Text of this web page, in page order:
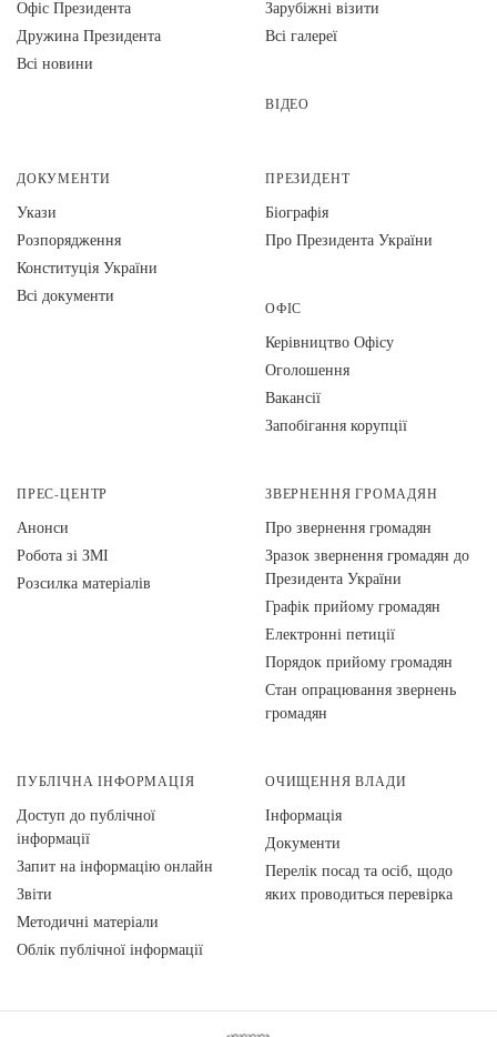
Офіс Президента
Дружина Президента
Всі новини
Зарубіжні візити
Всі галереї
ВІДЕО
ДОКУМЕНТИ
Укази
Розпорядження
Конституція України
Всі документи
ПРЕЗИДЕНТ
Біографія
Про Президента України
ОФІС
Керівництво Офісу
Оголошення
Вакансії
Запобігання корупції
ПРЕС-ЦЕНТР
Анонси
Робота зі ЗМІ
Розсилка матеріалів
ЗВЕРНЕННЯ ГРОМАДЯН
Про звернення громадян
Зразок звернення громадян до
Президента України
Графік прийому громадян
Електронні петиції
Порядок прийому громадян
Стан опрацювання звернень
громадян
ПУБЛІЧНА ІНФОРМАЦІЯ
Доступ до публічної
інформації
Запит на інформацію онлайн
Звіти
Методичні матеріали
Облік публічної інформації
ОЧИЩЕННЯ ВЛАДИ
Інформація
Документи
Перелік посад та осіб, щодо
яких проводиться перевірка